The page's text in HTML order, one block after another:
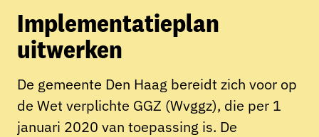
Implementatieplan
uitwerken
De gemeente Den Haag bereidt zich voor op
de Wet verplichte GGZ (Wvggz), die per 1
januari 2020 van toepassing is. De